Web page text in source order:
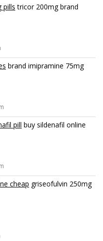
pills tricor 200mg brand
brand imipramine 75mg
pill buy sildenafil online
cheap griseofulvin 250mg